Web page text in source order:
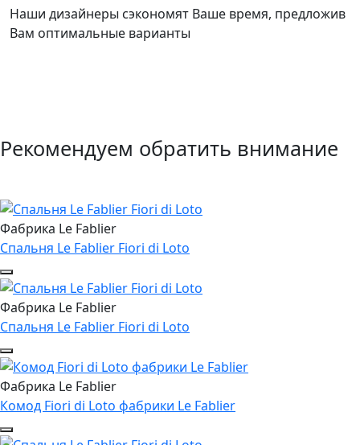
Наши дизайнеры сэкономят Ваше время, предложив
Вам оптимальные варианты
Рекомендуем обратить внимание
Фабрика Le Fablier
Спальня Le Fablier Fiori di Loto
Фабрика Le Fablier
Спальня Le Fablier Fiori di Loto
Фабрика Le Fablier
Комод Fiori di Loto фабрики Le Fablier